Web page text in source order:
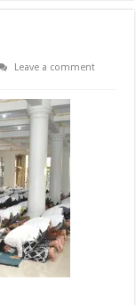
Leave a comment